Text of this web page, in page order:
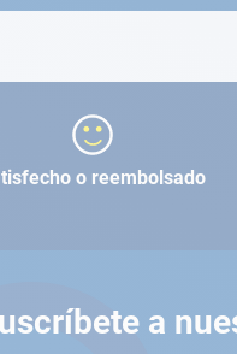
o reembolsado
a